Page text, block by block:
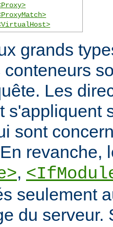
grands
conteneurs
Les
s'appliquent
sont
revanche,
,
seulement
du serveur.